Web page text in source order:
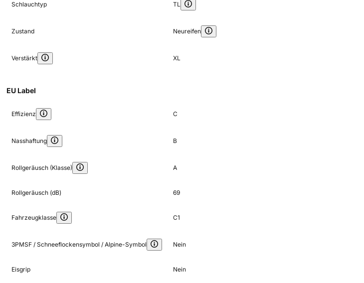
Schlauchtyp TL
Zustand Neureifen
Verstärkt XL
EU Label
Effizienz C
Nasshaftung B
Rollgeräusch (Klasse) A
Rollgeräusch (dB) 69
Fahrzeugklasse C1
3PMSF / Schneeflockensymbol / Alpine-Symbol Nein
Eisgrip Nein